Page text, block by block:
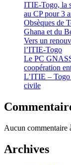
ITIE-Togo, la
au CP pour 3
Obsèques de
Ghana et du
Vers un
l’ITIE-Togo
Le PC
coopération
L’ITIE – Togo
civile
Aucun commentaire
Archives